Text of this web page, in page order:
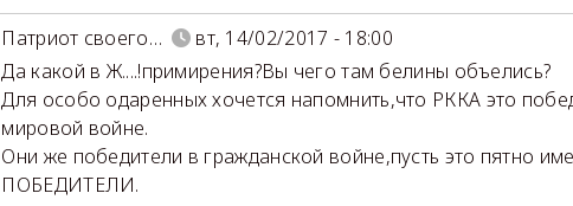
Патриот своего…
вт, 14/02/2017 - 18:00
Да какой в Ж....!примирения?Вы чего там белины объелись?
Для особо одаренных хочется напомнить,что РККА это
мировой войне.
Они же победители в гражданской войне,пусть это пятно
ПОБЕДИТЕЛИ.